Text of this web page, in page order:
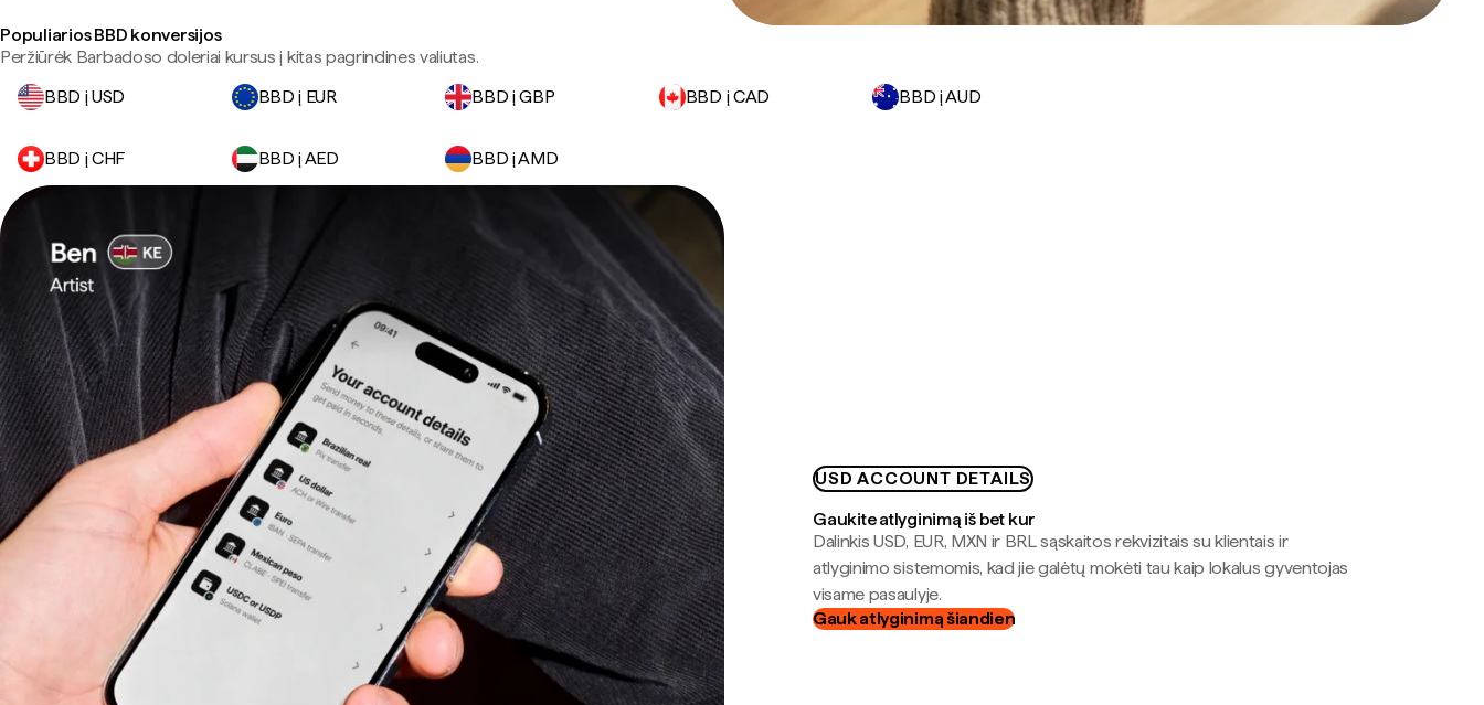
Populiarios BBD konversijos
Peržiūrėk Barbadoso doleriai kursus į kitas pagrindines valiutas.
BBD į USD
BBD į EUR BBD į GBP BBD į CAD BBD į AUD
BBD į CHF BBD į AED BBD į AMD
USD ACCOUNT DETAILS
Gaukite atlyginimą iš bet kur
Dalinkis USD, EUR, MXN ir BRL sąskaitos rekvizitais su klientais ir
atlyginimo sistemomis, kad jie galėtų mokėti tau kaip lokalus gyventojas
visame pasaulyje.
Gauk atlyginimą šiandien